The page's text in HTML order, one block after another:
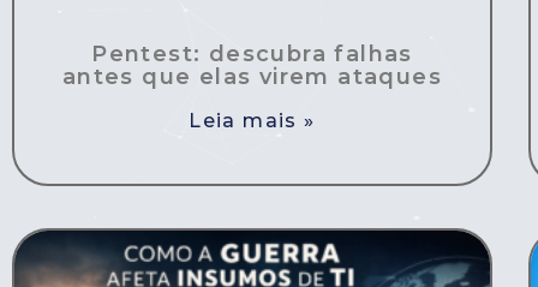
Pentest: descubra falhas
antes que elas virem ataques
Leia mais »